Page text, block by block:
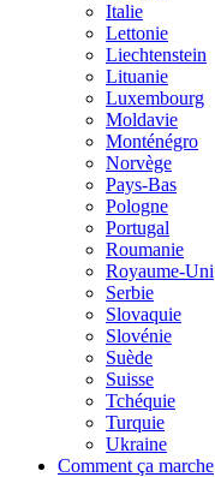
Italie
Lettonie
Liechtenstein
Lituanie
Luxembourg
Moldavie
Monténégro
Norvège
Pays-Bas
Pologne
Portugal
Roumanie
Royaume-Uni
Serbie
Slovaquie
Slovénie
Suède
Suisse
Tchéquie
Turquie
Ukraine
Comment ça marche